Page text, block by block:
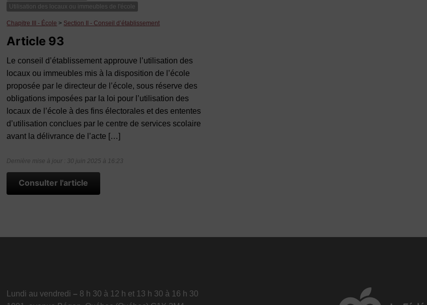
Utilisation des locaux ou immeubles de l'école
Chapitre III - École > Section II - Conseil d’établissement
Article 93
Le conseil d’établissement approuve l’utilisation des
locaux ou immeubles mis à la disposition de l’école
proposée par le directeur de l’école, sous réserve des
obligations imposées par la loi pour l’utilisation des
locaux de l’école à des fins électorales et des ententes
d’utilisation conclues par le centre de services scolaire
avant la délivrance de l’acte […]
Dernière mise à jour : 30 juin 2025 à 16:23
Consulter l'article
Lundi au vendredi– 8 h 30 à 12 h et 13 h 30 à 16 h 30